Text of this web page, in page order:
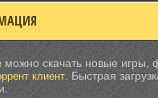
можно скачать новые
клиент . Быстрая